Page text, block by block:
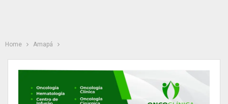
Home Amapá